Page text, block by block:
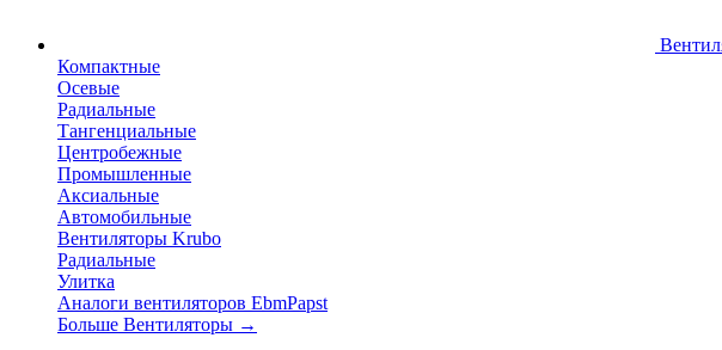
Компактные
Осевые
Радиальные
Тангенциальные
Центробежные
Промышленные
Аксиальные
Автомобильные
Вентиляторы Krubo
Радиальные
Улитка
Аналоги вентиляторов EbmPapst
Больше Вентиляторы →